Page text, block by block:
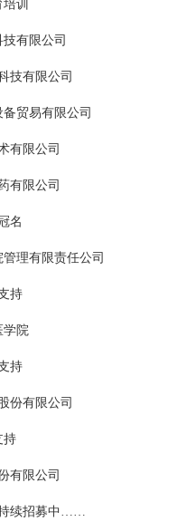
训
有限公司
技有限公司
贸易有限公司
有限公司
有限公司
名
理有限责任公司
持
学院
持
份有限公司
持
有限公司
持续招募中……